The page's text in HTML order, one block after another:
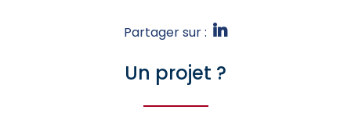
Partager sur :
Un projet ?